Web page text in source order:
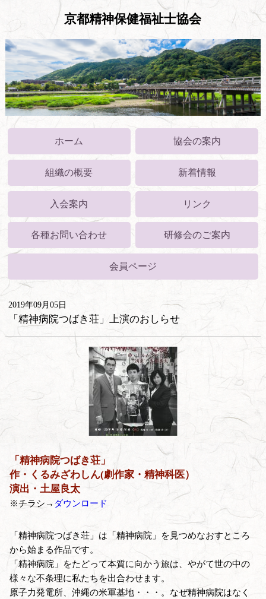
京都精神保健福祉士協会
ホーム 協会の案内
組織の概要 新着情報
入会案内 リンク
各種お問い合わせ 研修会のご案内
会員ページ
2019年09月05日
「精神病院つばき荘」上演のおしらせ
「精神病院つばき荘」
作・くるみざわしん(劇作家・精神科医）
演出・土屋良太
※チラシ→ ダウンロード
「精神病院つばき荘」は「精神病院」を見つめなおすところ
から始まる作品です。
「精神病院」をたどって本質に向かう旅は、やがて世の中の
様々な不条理に私たちを出合わせます。
原子力発電所、沖縄の米軍基地・・・。なぜ精神病院はなく